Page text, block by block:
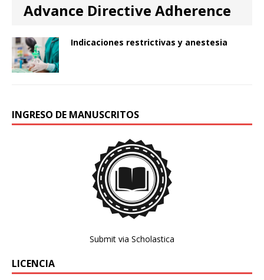
Advance Directive Adherence
Indicaciones restrictivas y anestesia
INGRESO DE MANUSCRITOS
Submit via Scholastica
LICENCIA